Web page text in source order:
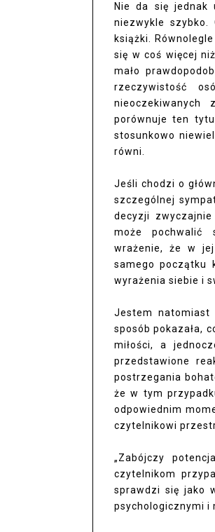
Nie da się jednak
niezwykle szybko.
książki.
się w coś więcej
mało
rzeczywistość
nieoczekiwanych
porównuje ten
stosunkowo
równi.
Jeśli chodzi o
szczególnej
decyzji
może pochwalić
wrażenie, że w
samego początku
wyrażenia siebie i
Jestem natomiast
sposób pokazała,
miłości, a
przedstawione
postrzegania
że w tym
odpowiednim
czytelnikowi
„Zabójczy
czytelnikom
sprawdzi się jako
psychologicznymi i